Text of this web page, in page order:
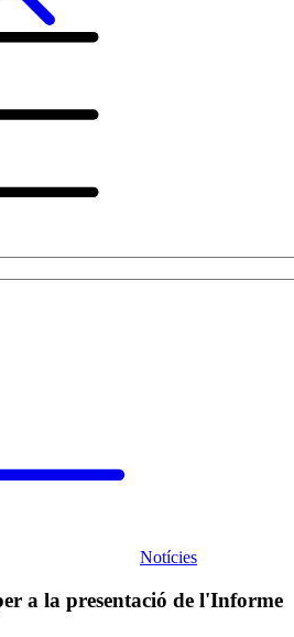
Notícies
a la presentació de l'Informe